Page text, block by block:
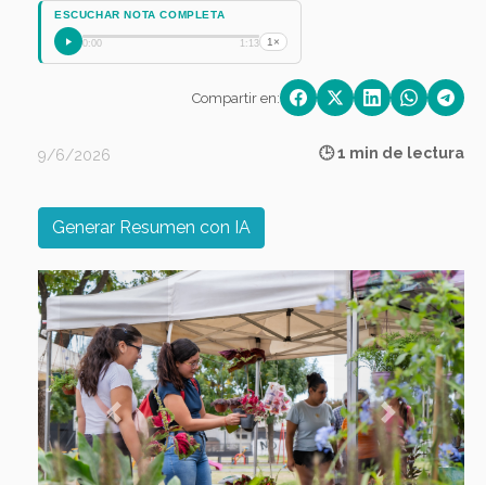
ESCUCHAR NOTA COMPLETA
0:00 1:13 1×
Compartir en:
9/6/2026 🕒 1 min de lectura
Generar Resumen con IA
Previous Next